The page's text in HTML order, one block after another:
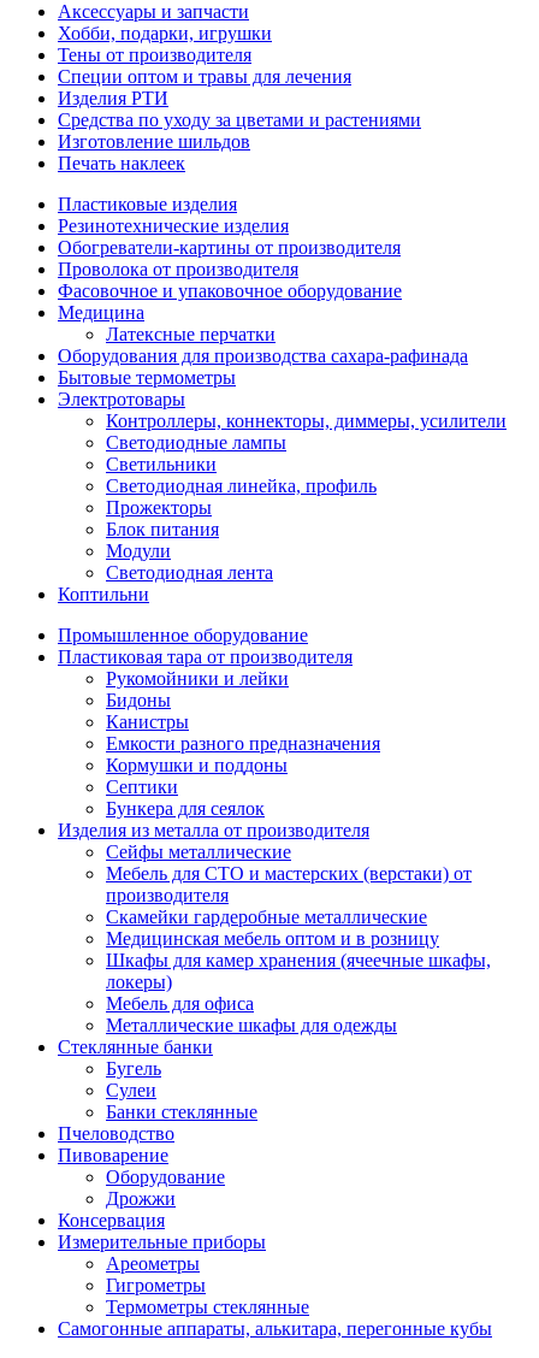
Аксессуары и запчасти
Хобби, подарки, игрушки
Тены от производителя
Специи оптом и травы для лечения
Изделия РТИ
Средства по уходу за цветами и растениями
Изготовление шильдов
Печать наклеек
Пластиковые изделия
Резинотехнические изделия
Обогреватели-картины от производителя
Проволока от производителя
Фасовочное и упаковочное оборудование
Медицина
Латексные перчатки
Оборудования для производства сахара-рафинада
Бытовые термометры
Электротовары
Контроллеры, коннекторы, диммеры, усилители
Светодиодные лампы
Светильники
Светодиодная линейка, профиль
Прожекторы
Блок питания
Модули
Светодиодная лента
Коптильни
Промышленное оборудование
Пластиковая тара от производителя
Рукомойники и лейки
Бидоны
Канистры
Емкости разного предназначения
Кормушки и поддоны
Септики
Бункера для сеялок
Изделия из металла от производителя
Сейфы металлические
Мебель для СТО и мастерских (верстаки) от
производителя
Скамейки гардеробные металлические
Медицинская мебель оптом и в розницу
Шкафы для камер хранения (ячеечные шкафы,
локеры)
Мебель для офиса
Металлические шкафы для одежды
Стеклянные банки
Бугель
Сулеи
Банки стеклянные
Пчеловодство
Пивоварение
Оборудование
Дрожжи
Консервация
Измерительные приборы
Ареометры
Гигрометры
Термометры стеклянные
Самогонные аппараты, алькитара, перегонные кубы